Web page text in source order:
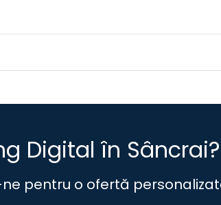
Digital în Sâncrai?
pentru o ofertă